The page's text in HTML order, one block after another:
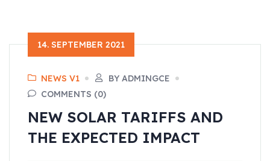
14. SEPTEMBER 2021
NEWS V1
BY ADMINGCE
COMMENTS (0)
NEW SOLAR TARIFFS AND
THE EXPECTED IMPACT